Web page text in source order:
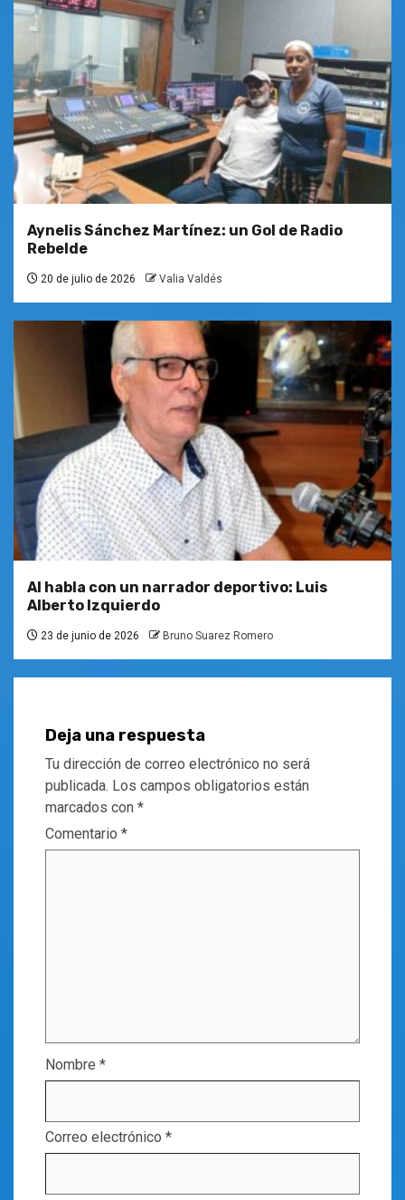
Aynelis Sánchez Martínez: un Gol de Radio
Rebelde
20 de julio de 2026 Valia Valdés
Al habla con un narrador deportivo: Luis
Alberto Izquierdo
23 de junio de 2026 Bruno Suarez Romero
Deja una respuesta
Tu dirección de correo electrónico no será
publicada. Los campos obligatorios están
marcados con *
Comentario *
Nombre *
Correo electrónico *